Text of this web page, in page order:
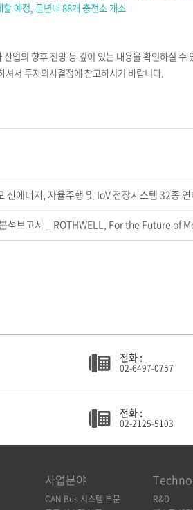
예정, 금년내 88개 충전소 개소
산업의 향후 전망 등 깊이 있는 내용을 확인하실 수
서 투자의사결정에 참고하시기 바랍니다.
신에너지, 자율주행 및 IoV 전장시스템 32종
석보고서 _ ROTHWELL, For the Future of
전화 :
02-6497-0757
전화 :
02-2125-5103
사업분야
CAN Bus 시스템 부문
R&D